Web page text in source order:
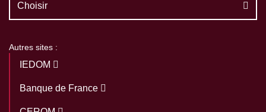
Choisir
Autres sites :
IEDOM
Banque de France